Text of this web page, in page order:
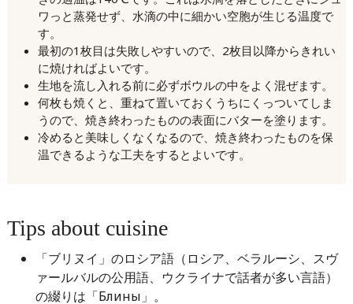
ワっと蒸発せず、水滴の中に細かい空胞が生じる温度で
す。
最初の1枚目は失敗しやすいので、2枚目以降からきれい
に焼ければよいです。
生地を流し入れる前に必ずボウルの中をよく混ぜます。
何枚も焼くと、重ねて置いておくうちにくっついてしま
うので、焼き終わったものの表面にバターを塗ります。
冷めると美味しくなくなるので、焼き終わったものを保
温できるような工夫をするとよいです。
Tips about cuisine
「ブリヌイ」のロシア語（ロシア、ベラルーシ、スヴ
ァールバルの公用語、ウクライナで話者が多い言語）
の綴りは「Блины」。